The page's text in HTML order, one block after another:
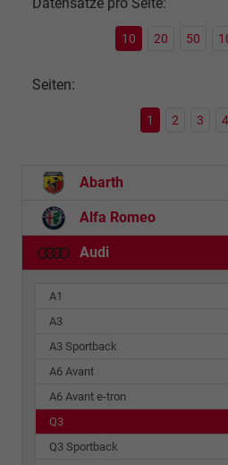
10 20 50
Seiten:
1 2 3 4
Abarth
Alfa Romeo
Audi
A1
A3
A3 Sportback
A6 Avant
A6 Avant e-tron
Q3
Q3 Sportback